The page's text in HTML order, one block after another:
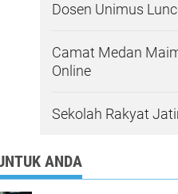
Dosen Unimus
Camat Medan
Online
Sekolah Rakyat
ANDA